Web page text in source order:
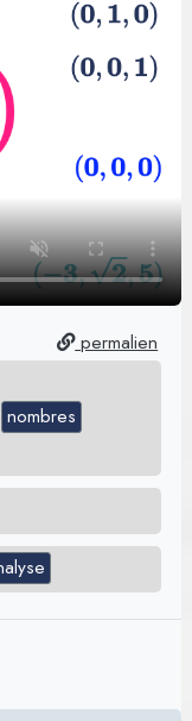
permalien
nombres